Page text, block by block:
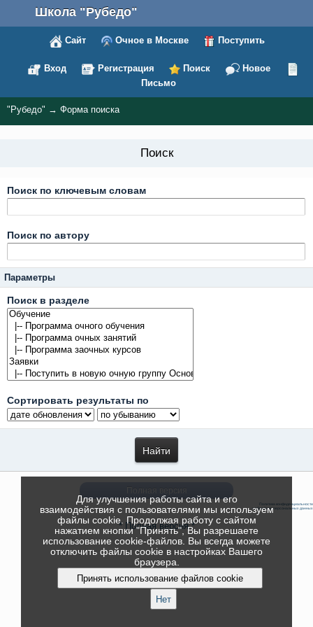
Школа "Рубедо"
Сайт Очное в Москве Поступить
Вход Регистрация Поиск
Новое
Письмо
"Рубедо" → Форма поиска
Поиск
Поиск по ключевым словам
Поиск по автору
Параметры
Поиск в разделе
Сортировать результаты по
Полная версия
Политика конфиденциальности
и обработки персональных данных
* Полная версия *
Для улучшения работы сайта и его
взаимодействия с пользователями мы используем
файлы cookie. Продолжая работу с сайтом
нажатием кнопки "Принять", Вы разрешаете
использование cookie-файлов. Вы всегда можете
отключить файлы cookie в настройках Вашего
браузера.
Принять использование файлов cookie
Нет